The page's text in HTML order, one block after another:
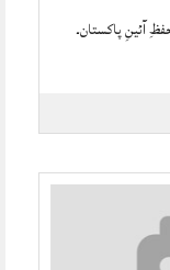
آئینِ پاکستان۔